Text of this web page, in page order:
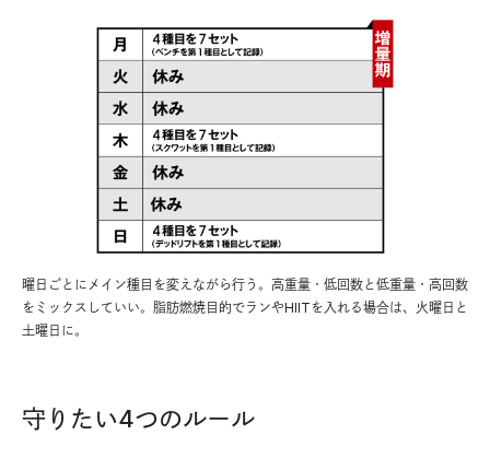
曜日ごとにメイン種目を変えながら行う。高重量・低回数と低重量・高回数
をミックスしていい。脂肪燃焼目的でランやHIITを入れる場合は、火曜日と
土曜日に。
守りたい4つのルール